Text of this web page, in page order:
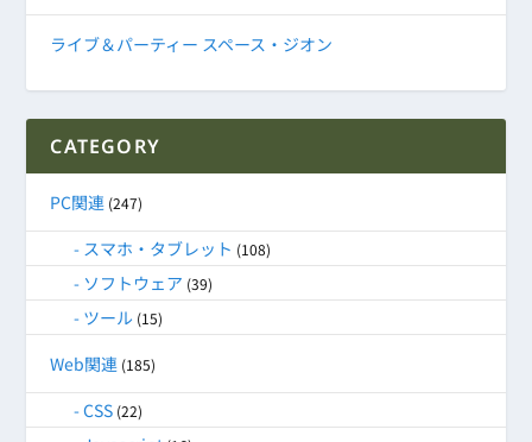
ライブ＆パーティー スペース・ジオン
CATEGORY
PC関連 (247)
スマホ・タブレット (108)
ソフトウェア (39)
ツール (15)
Web関連 (185)
CSS (22)